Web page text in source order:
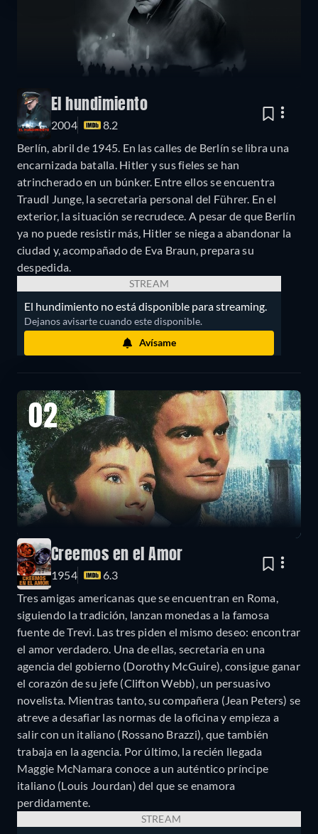
El hundimiento
2004
8.2
Berlín, abril de 1945. En las calles de Berlín se libra una
encarnizada batalla. Hitler y sus fieles se han
atrincherado en un búnker. Entre ellos se encuentra
Traudl Junge, la secretaria personal del Führer. En el
exterior, la situación se recrudece. A pesar de que Berlín
ya no puede resistir más, Hitler se niega a abandonar la
ciudad y, acompañado de Eva Braun, prepara su
despedida.
STREAM
El hundimiento no está disponible para streaming.
Dejanos avisarte cuando este disponible.
Avísame
02
Creemos en el Amor
1954
6.3
Tres amigas americanas que se encuentran en Roma,
siguiendo la tradición, lanzan monedas a la famosa
fuente de Trevi. Las tres piden el mismo deseo: encontrar
el amor verdadero. Una de ellas, secretaria en una
agencia del gobierno (Dorothy McGuire), consigue ganar
el corazón de su jefe (Clifton Webb), un persuasivo
novelista. Mientras tanto, su compañera (Jean Peters) se
atreve a desafiar las normas de la oficina y empieza a
salir con un italiano (Rossano Brazzi), que también
trabaja en la agencia. Por último, la recién llegada
Maggie McNamara conoce a un auténtico príncipe
italiano (Louis Jourdan) del que se enamora
perdidamente.
STREAM